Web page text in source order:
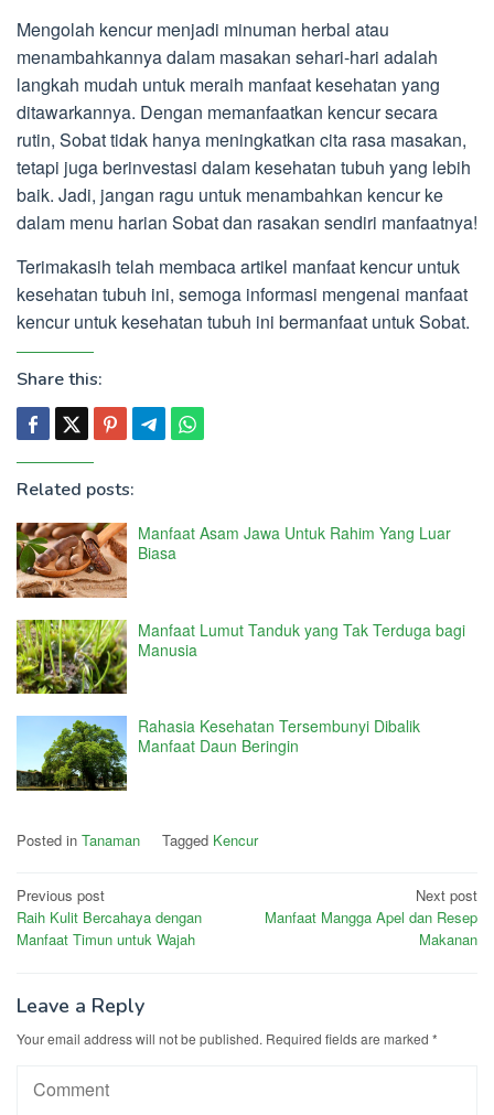
Mengolah kencur menjadi minuman herbal atau
menambahkannya dalam masakan sehari-hari adalah
langkah mudah untuk meraih manfaat kesehatan yang
ditawarkannya. Dengan memanfaatkan kencur secara
rutin, Sobat tidak hanya meningkatkan cita rasa masakan,
tetapi juga berinvestasi dalam kesehatan tubuh yang lebih
baik. Jadi, jangan ragu untuk menambahkan kencur ke
dalam menu harian Sobat dan rasakan sendiri manfaatnya!
Terimakasih telah membaca artikel manfaat kencur untuk
kesehatan tubuh ini, semoga informasi mengenai manfaat
kencur untuk kesehatan tubuh ini bermanfaat untuk Sobat.
Share this:
Related posts:
Manfaat Asam Jawa Untuk Rahim Yang Luar
Biasa
Manfaat Lumut Tanduk yang Tak Terduga bagi
Manusia
Rahasia Kesehatan Tersembunyi Dibalik
Manfaat Daun Beringin
Posted in Tanaman Tagged Kencur
Post
navigation
Previous post
Raih Kulit Bercahaya dengan
Manfaat Timun untuk Wajah
Next post
Manfaat Mangga Apel dan Resep
Makanan
Leave a Reply
Your email address will not be published. Required fields are marked *